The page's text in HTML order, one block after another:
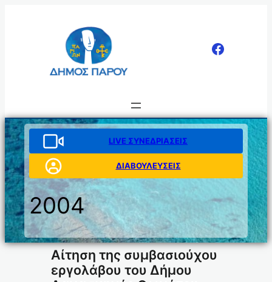
LIVE ΣΥΝΕΔΡΙΑΣΕΙΣ
ΔΙΑΒΟΥΛΕΥΣΕΙΣ
2004
Αίτηση της συμβασιούχου
εργολάβου του Δήμου